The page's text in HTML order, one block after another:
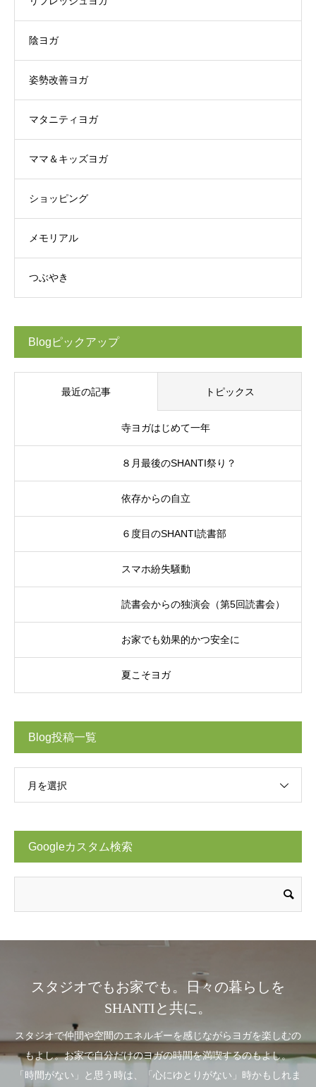
陰ヨガ
姿勢改善ヨガ
マタニティヨガ
ママ＆キッズヨガ
ショッピング
メモリアル
つぶやき
Blogピックアップ
最近の記事 トピックス
寺ヨガはじめて一年
８月最後のSHANTI祭り？
依存からの自立
６度目のSHANTI読書部
スマホ紛失騒動
読書会からの独演会（第5回読書会）
お家でも効果的かつ安全に
夏こそヨガ
Blog投稿一覧
月を選択
Googleカスタム検索
スタジオでもお家でも。日々の暮らしを
SHANTIと共に。
スタジオで仲間や空間のエネルギーを感じながらヨガを楽しむの
もよし。お家で自分だけのヨガの時間を満喫するのもよし。
「時間がない」と思う時は、「心にゆとりがない」時かもしれま